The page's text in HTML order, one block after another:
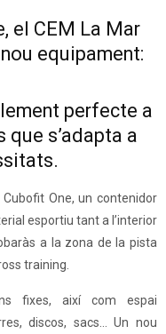
el CEM La Mar
equipament:
perfecte a
s’adapta a
One, un contenidor
esportiu tant a l’interior
a la zona de la pista
training.
fixes, així com espai
discos, sacs… Un nou